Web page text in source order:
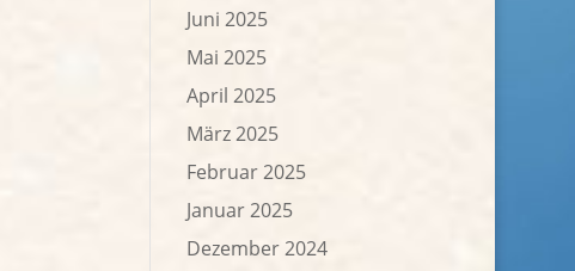
Juni 2025
Mai 2025
April 2025
März 2025
Februar 2025
Januar 2025
Dezember 2024